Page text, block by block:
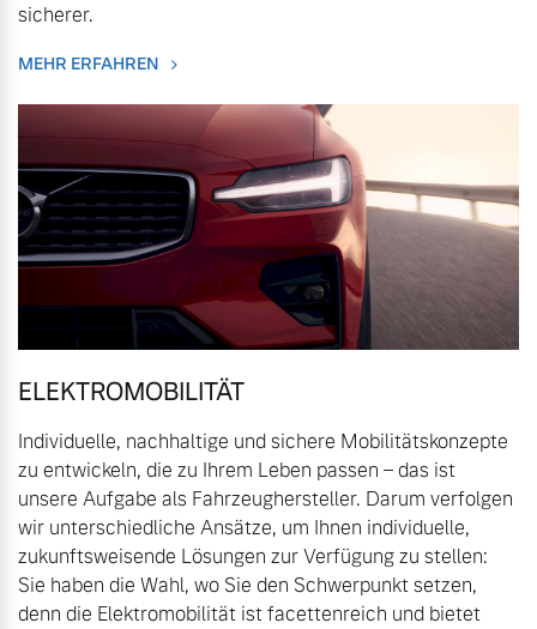
Fahrzeug konfigurieren
Sofort verfügbare Fahrzeuge
Volvo Selekt
Gebrauchtwagen
Die Neuwagenalternative
Mehr erfahren
Editionsmodelle
Jetzt kennenlernen
Mehr erfahren
Frühjahrscheck
Entdecken Sie unsere
saisonalen Angebote.
Mehr erfahren
sicherer.
MEHR ERFAHREN
ELEKTROMOBILITÄT
Individuelle, nachhaltige und sichere Mobilitätskonzepte
zu entwickeln, die zu Ihrem Leben passen – das ist
unsere Aufgabe als Fahrzeughersteller. Darum verfolgen
wir unterschiedliche Ansätze, um Ihnen individuelle,
zukunftsweisende Lösungen zur Verfügung zu stellen:
Sie haben die Wahl, wo Sie den Schwerpunkt setzen,
denn die Elektromobilität ist facettenreich und bietet